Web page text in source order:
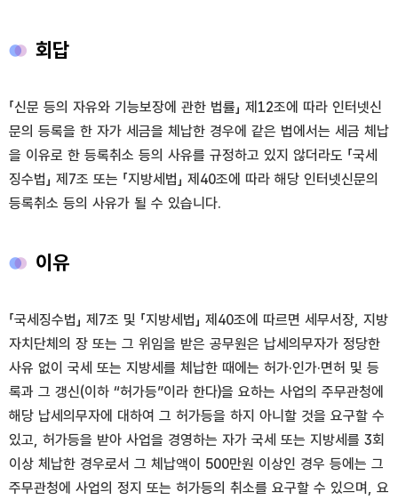
회답
「신문 등의 자유와 기능보장에 관한 법률」 제12조에 따라 인터넷신
문의 등록을 한 자가 세금을 체납한 경우에 같은 법에서는 세금 체납
을 이유로 한 등록취소 등의 사유를 규정하고 있지 않더라도 「국세
징수법」 제7조 또는 「지방세법」 제40조에 따라 해당 인터넷신문의
등록취소 등의 사유가 될 수 있습니다.
이유
「국세징수법」 제7조 및 「지방세법」 제40조에 따르면 세무서장, 지방
자치단체의 장 또는 그 위임을 받은 공무원은 납세의무자가 정당한
사유 없이 국세 또는 지방세를 체납한 때에는 허가·인가·면허 및 등
록과 그 갱신(이하 “허가등”이라 한다)을 요하는 사업의 주무관청에
해당 납세의무자에 대하여 그 허가등을 하지 아니할 것을 요구할 수
있고, 허가등을 받아 사업을 경영하는 자가 국세 또는 지방세를 3회
이상 체납한 경우로서 그 체납액이 500만원 이상인 경우 등에는 그
주무관청에 사업의 정지 또는 허가등의 취소를 요구할 수 있으며, 요